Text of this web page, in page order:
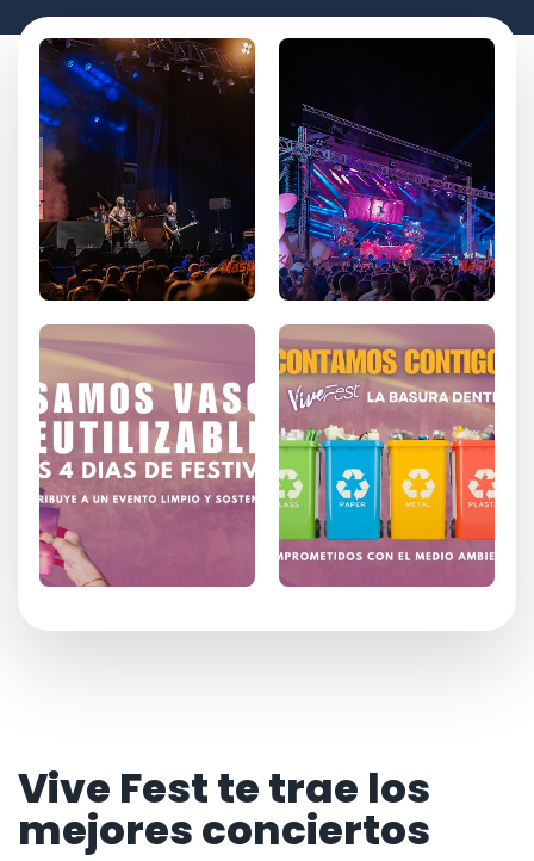
Vive Fest te trae los
mejores conciertos